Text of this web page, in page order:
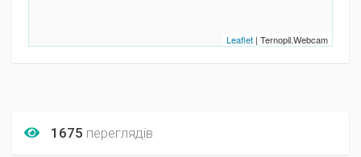
Leaflet | Ternopil.Webcam
1675 переглядів